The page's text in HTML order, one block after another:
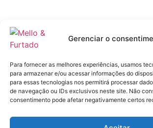
Gerenciar o
Para fornecer as melhores experiências, usamos
para armazenar e/ou acessar informações do
para essas tecnologias nos permitirá processar
de navegação ou IDs exclusivos neste site. Não
consentimento pode afetar negativamente certos